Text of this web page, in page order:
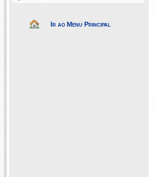
Ir ao Menu Principal